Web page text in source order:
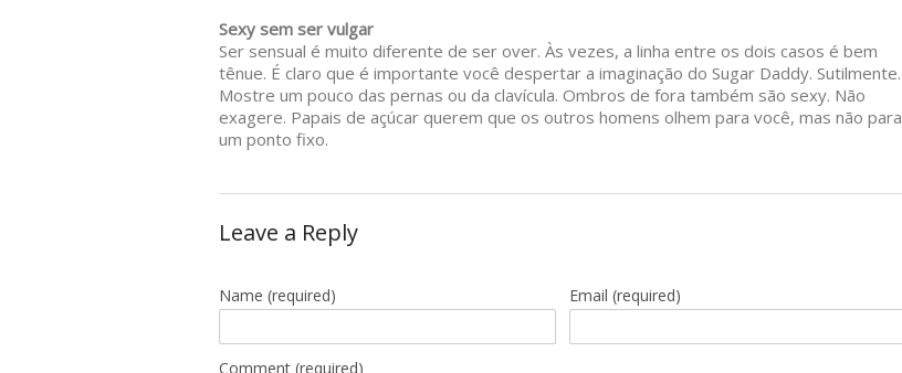
Sexy sem ser vulgar
Ser sensual é muito diferente de ser over. Às vezes, a linha entre os dois casos é bem
tênue. É claro que é importante você despertar a imaginação do Sugar Daddy. Sutilmente.
Mostre um pouco das pernas ou da clavícula. Ombros de fora também são sexy. Não
exagere. Papais de açúcar querem que os outros homens olhem para você, mas não para
um ponto fixo.
Leave a Reply
Name (required) Email (required)
Comment (required)